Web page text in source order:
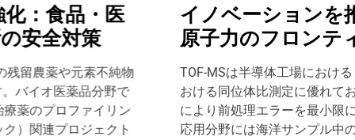
イノベーションを推進する：材料と
原子力のフロンティア
TOF-MSは半導体工場におけるドーパント分析や核研究所に
おける同位体比測定に優れており、直接固体サンプリング
により前処理エラーを最小限に抑える。2025年に台頭する
応用分野には海洋サンプル中のマイクロプラスチック鑑識